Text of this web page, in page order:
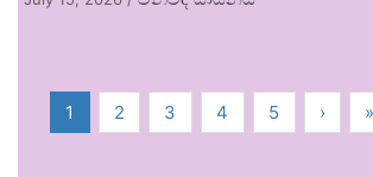
1 2 3 4 5 › »